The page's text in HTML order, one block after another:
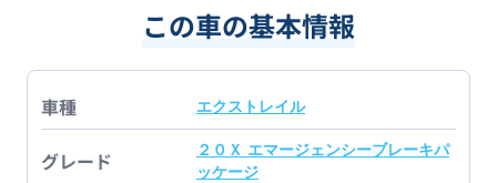
この車の基本情報
車種 エクストレイル
グレード
２０Ｘ エマージェンシーブレーキパ
ッケージ